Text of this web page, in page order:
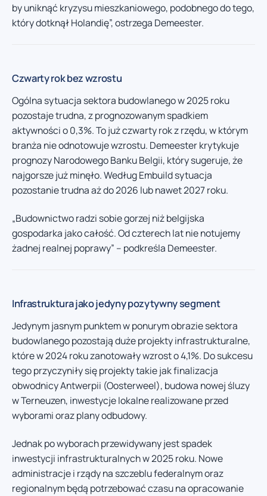
by uniknąć kryzysu mieszkaniowego, podobnego do tego,
który dotknął Holandię”, ostrzega Demeester.
Czwarty rok bez wzrostu
Ogólna sytuacja sektora budowlanego w 2025 roku
pozostaje trudna, z prognozowanym spadkiem
aktywności o 0,3%. To już czwarty rok z rzędu, w którym
branża nie odnotowuje wzrostu. Demeester krytykuje
prognozy Narodowego Banku Belgii, który sugeruje, że
najgorsze już minęło. Według Embuild sytuacja
pozostanie trudna aż do 2026 lub nawet 2027 roku.
„Budownictwo radzi sobie gorzej niż belgijska
gospodarka jako całość. Od czterech lat nie notujemy
żadnej realnej poprawy” – podkreśla Demeester.
Infrastruktura jako jedyny pozytywny segment
Jedynym jasnym punktem w ponurym obrazie sektora
budowlanego pozostają duże projekty infrastrukturalne,
które w 2024 roku zanotowały wzrost o 4,1%. Do sukcesu
tego przyczyniły się projekty takie jak finalizacja
obwodnicy Antwerpii (Oosterweel), budowa nowej śluzy
w Terneuzen, inwestycje lokalne realizowane przed
wyborami oraz plany odbudowy.
Jednak po wyborach przewidywany jest spadek
inwestycji infrastrukturalnych w 2025 roku. Nowe
administracje i rządy na szczeblu federalnym oraz
regionalnym będą potrzebować czasu na opracowanie